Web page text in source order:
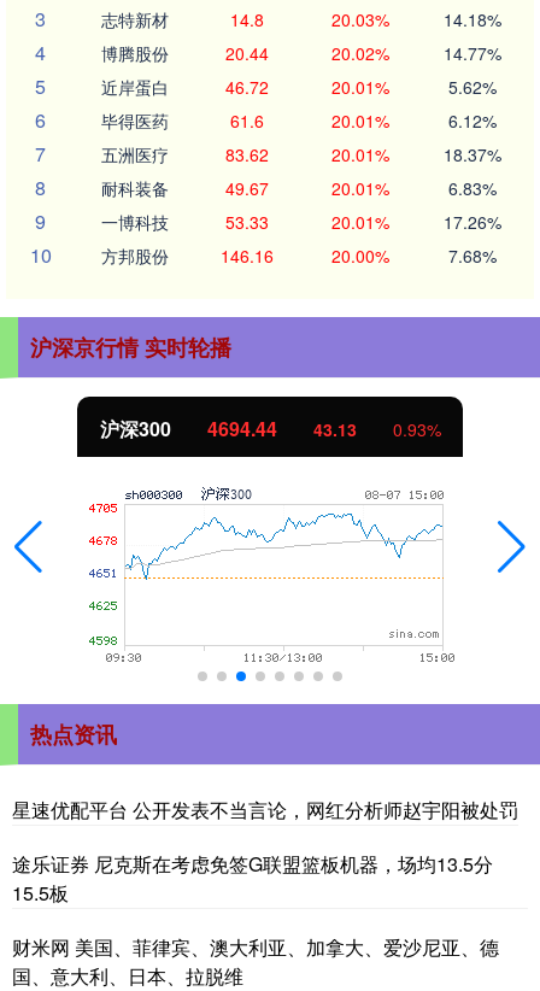
3 志特新材 14.8 20.03% 14.18%
4 博腾股份 20.44 20.02% 14.77%
5 近岸蛋白 46.72 20.01% 5.62%
6 毕得医药 61.6 20.01% 6.12%
7 五洲医疗 83.62 20.01% 18.37%
8 耐科装备 49.67 20.01% 6.83%
9 一博科技 53.33 20.01% 17.26%
10 方邦股份 146.16 20.00% 7.68%
沪深京行情 实时轮播
沪深300 4694.44 43.13 0.93%
热点资讯
星速优配平台 公开发表不当言论，网红分析师赵宇阳被处罚
途乐证券 尼克斯在考虑免签G联盟篮板机器，场均13.5分
15.5板
财米网 美国、菲律宾、澳大利亚、加拿大、爱沙尼亚、德
国、意大利、日本、拉脱维